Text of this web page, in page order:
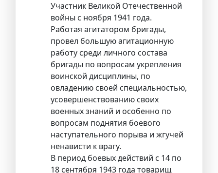
Участник Великой Отечественной
войны с ноября 1941 года.
Работая агитатором бригады,
провел большую агитационную
работу среди личного состава
бригады по вопросам укрепления
воинской дисциплины, по
овладению своей специальностью,
усовершенствованию своих
военных знаний и особенно по
вопросам поднятия боевого
наступательного порыва и жгучей
ненависти к врагу.
В период боевых действий с 14 по
18 сентября 1943 года товарищ